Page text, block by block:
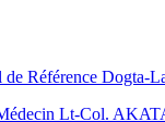
Référence Dogta-
Lt-Col.